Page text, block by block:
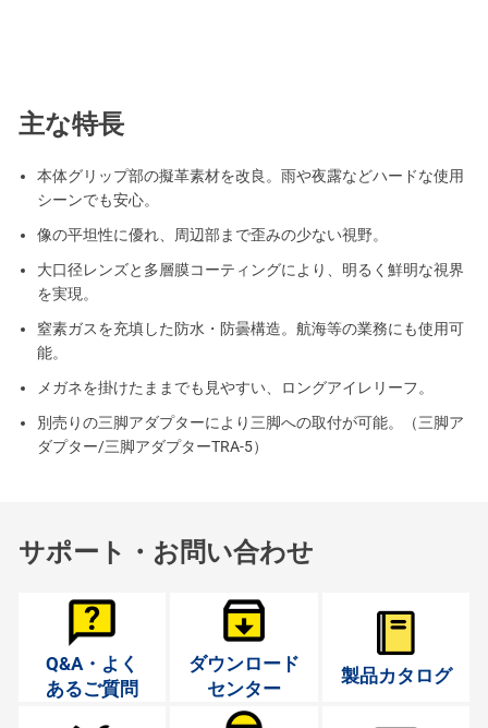
主な特長
本体グリップ部の擬革素材を改良。雨や夜露などハードな使用
シーンでも安心。
像の平坦性に優れ、周辺部まで歪みの少ない視野。
大口径レンズと多層膜コーティングにより、明るく鮮明な視界
を実現。
窒素ガスを充填した防水・防曇構造。航海等の業務にも使用可
能。
メガネを掛けたままでも見やすい、ロングアイレリーフ。
別売りの三脚アダプターにより三脚への取付が可能。（三脚ア
ダプター/三脚アダプターTRA-5）
サポート・お問い合わせ
Q&A・よく
あるご質問
ダウンロード
センター
製品カタログ